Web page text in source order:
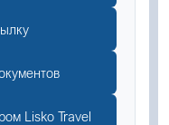
Lisko Travel